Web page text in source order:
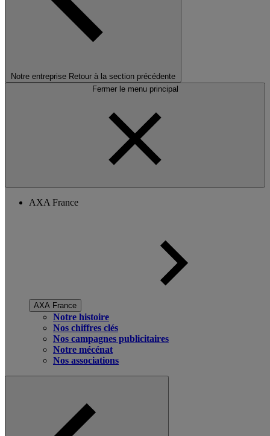
Notre entreprise Retour à la section précédente
Fermer le menu principal
AXA France
AXA France
Notre histoire
Nos chiffres clés
Nos campagnes publicitaires
Notre mécénat
Nos associations